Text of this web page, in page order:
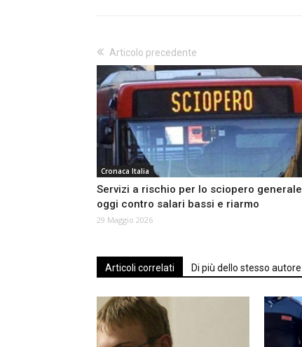
Articolo precedente
Cronaca Italia
Servizi a rischio per lo sciopero generale
oggi contro salari bassi e riarmo
29 Maggio 2026
Articoli correlati Di più dello stesso autore